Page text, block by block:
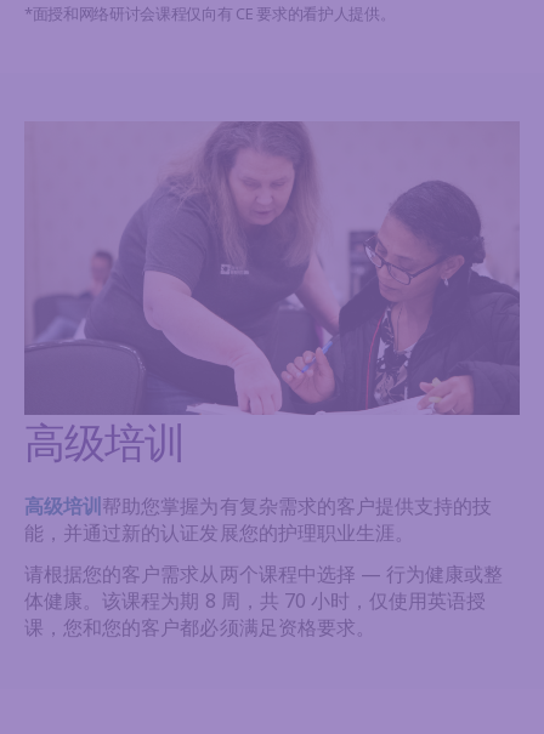
*面授和网络研讨会课程仅向有 CE 要求的看护人提供。
高级培训
高级培训帮助您掌握为有复杂需求的客户提供支持的技
能，并通过新的认证发展您的护理职业生涯。
请根据您的客户需求从两个课程中选择 — 行为健康或整
体健康。该课程为期 8 周，共 70 小时，仅使用英语授
课，您和您的客户都必须满足资格要求。